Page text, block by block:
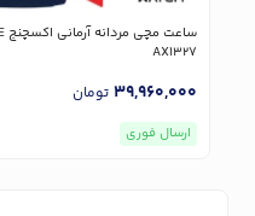
AX1327
39,960,000 تومان
ارسال فوری